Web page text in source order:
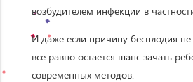
возбудителем инфекции в
И даже если причину бесплодия не
все равно остается шанс зачать
современных методов: